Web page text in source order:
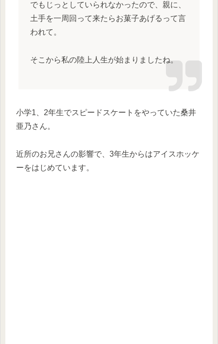
でもじっとしていられなかったので、親に、
土手を一周回って来たらお菓子あげるって言
われて。
そこから私の陸上人生が始まりましたね。
小学1、2年生でスピードスケートをやっていた桑井
亜乃さん。
近所のお兄さんの影響で、3年生からはアイスホッケ
ーをはじめています。